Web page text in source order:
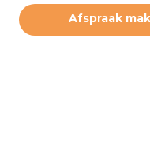
Afspraak